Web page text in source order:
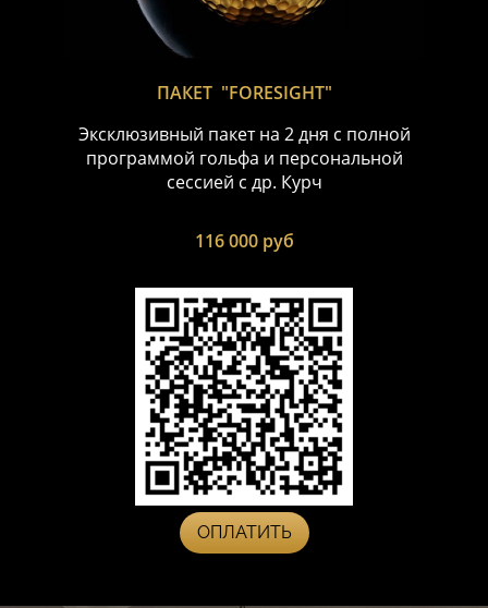
ПАКЕТ "FORESIGHT"
Эксклюзивный пакет на 2 дня с полной
программой гольфа и персональной
сессией с др. Курч
116 000 руб
ОПЛАТИТЬ